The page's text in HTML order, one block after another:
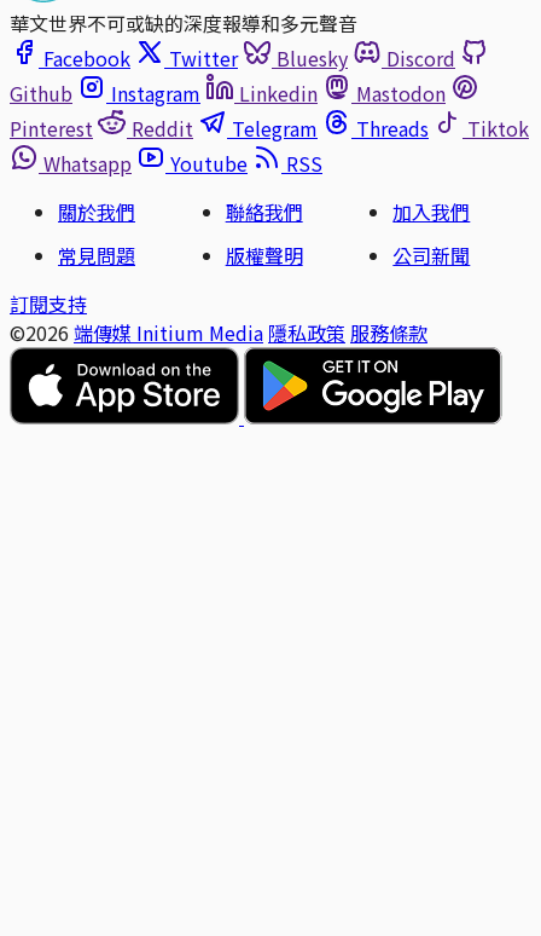
華文世界不可或缺的深度報導和多元聲音
Facebook
Twitter Bluesky
Discord
Github
Instagram Linkedin
Mastodon
Pinterest
Reddit Telegram Threads
Tiktok
Whatsapp
Youtube
RSS
關於我們
聯絡我們
加入我們
常見問題
版權聲明
公司新聞
訂閱支持
©2026 端傳媒 Initium Media 隱私政策 服務條款